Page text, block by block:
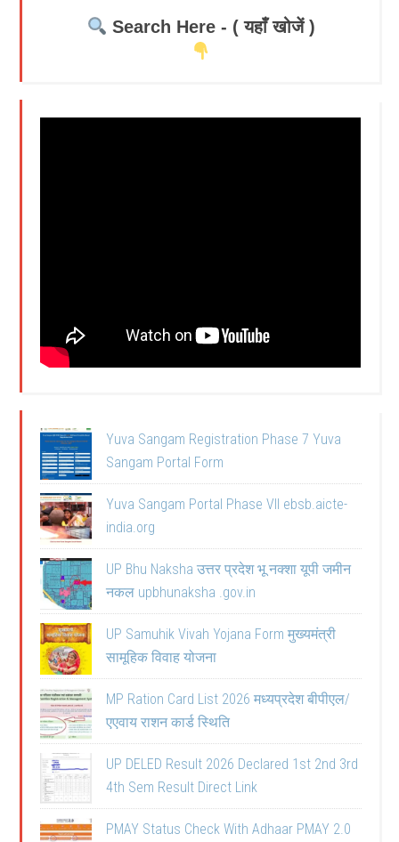
Search Here - ( यहाँ खोजें )
Yuva Sangam Registration Phase 7 Yuva
Sangam Portal Form
Yuva Sangam Portal Phase VII ebsb.aicte-
india.org
UP Bhu Naksha उत्तर प्रदेश भू नक्शा यूपी जमीन
नकल upbhunaksha .gov.in
UP Samuhik Vivah Yojana Form मुख्यमंत्री
सामूहिक विवाह योजना
MP Ration Card List 2026 मध्यप्रदेश बीपीएल/
एएवाय राशन कार्ड स्थिति
UP DELED Result 2026 Declared 1st 2nd 3rd
4th Sem Result Direct Link
PMAY Status Check With Adhaar PMAY 2.0